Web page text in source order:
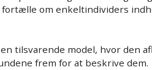
om enkeltindividers
tilsvarende model, hvor den
frem for at beskrive dem.